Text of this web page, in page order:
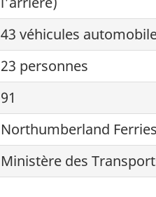
43 véhicules
23 personnes
91
Northumberland
Ministère des